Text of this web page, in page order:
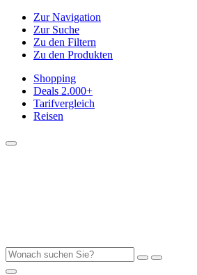
Zur Navigation
Zur Suche
Zu den Filtern
Zu den Produkten
Shopping
Deals 2.000+
Tarifvergleich
Reisen